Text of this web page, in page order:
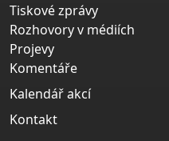
Tiskové zprávy
Rozhovory v médiích
Projevy
Komentáře
Kalendář akcí
Kontakt